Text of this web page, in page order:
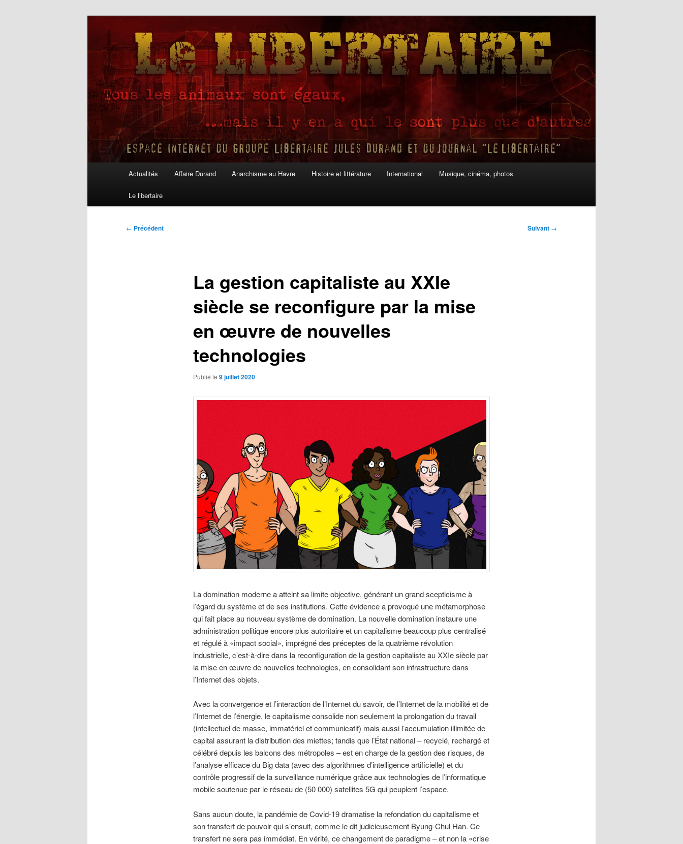
Le Libertaire
Actualités Affaire Durand Anarchisme au Havre Histoire et littérature International Musique, cinéma, photos
Le libertaire
Navigation
← Précédent Suivant →
La gestion capitaliste au XXIe
siècle se reconfigure par la mise
en œuvre de nouvelles
technologies
Publié le 9 juillet 2020
La domination moderne a atteint sa limite objective, générant un grand scepticisme à
l’égard du système et de ses institutions. Cette évidence a provoqué une métamorphose
qui fait place au nouveau système de domination. La nouvelle domination instaure une
administration politique encore plus autoritaire et un capitalisme beaucoup plus centralisé
et régulé à «impact social», imprégné des préceptes de la quatrième révolution
industrielle, c’est-à-dire dans la reconfiguration de la gestion capitaliste au XXIe siècle par
la mise en œuvre de nouvelles technologies, en consolidant son infrastructure dans
l’Internet des objets.
Avec la convergence et l’interaction de l’Internet du savoir, de l’Internet de la mobilité et de
l’Internet de l’énergie, le capitalisme consolide non seulement la prolongation du travail
(intellectuel de masse, immatériel et communicatif) mais aussi l’accumulation illimitée de
capital assurant la distribution des miettes; tandis que l’État national – recyclé, rechargé et
célébré depuis les balcons des métropoles – est en charge de la gestion des risques, de
l’analyse efficace du Big data (avec des algorithmes d’intelligence artificielle) et du
contrôle progressif de la surveillance numérique grâce aux technologies de l’informatique
mobile soutenue par le réseau de (50 000) satellites 5G qui peuplent l’espace.
Sans aucun doute, la pandémie de Covid-19 dramatise la refondation du capitalisme et
son transfert de pouvoir qui s’ensuit, comme le dit judicieusement Byung-Chul Han. Ce
transfert ne sera pas immédiat. En vérité, ce changement de paradigme – et non la «crise